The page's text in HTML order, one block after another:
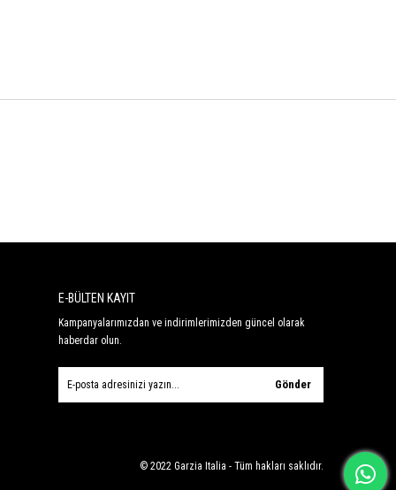
E-BÜLTEN KAYIT
Kampanyalarımızdan ve indirimlerimizden güncel olarak
haberdar olun.
Gönder
© 2022 Garzia Italia - Tüm hakları saklıdır.